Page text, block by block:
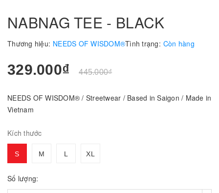
NABNAG TEE - BLACK
Thương hiệu: NEEDS OF WISDOM®Tình trạng: Còn hàng
329.000₫ 445.000₫
NEEDS OF WISDOM® / Streetwear / Based in Saigon / Made in
Vietnam
Kích thước
S M L XL
Số lượng: